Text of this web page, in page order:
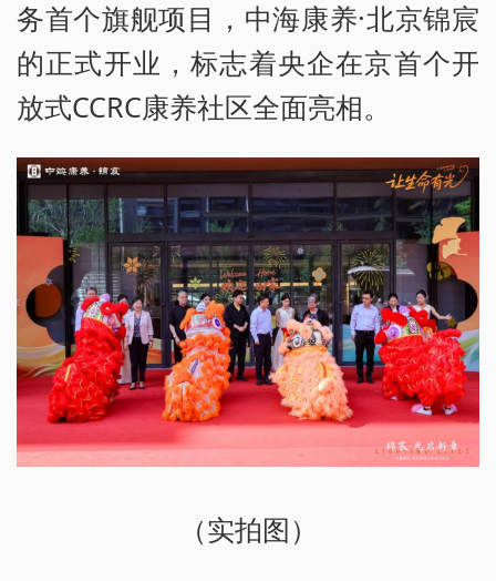
务首个旗舰项目，中海康养·北京锦宸
的正式开业，标志着央企在京首个开
放式CCRC康养社区全面亮相。
（实拍图）